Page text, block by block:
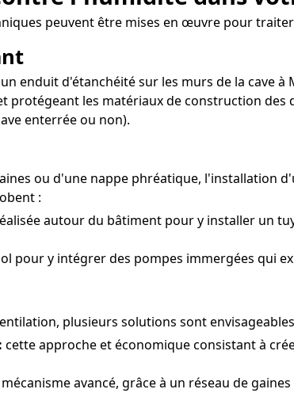
peuvent être mises en œuvre pour
enduit d'étanchéité sur les murs de la cave
les matériaux de construction
enterrée ou non).
ou d'une nappe phréatique, l'installation
:
autour du bâtiment pour y installer un
pour y intégrer des pompes immergées qui
plusieurs solutions sont
cette approche et économique consistant à
avancé, grâce à un réseau de